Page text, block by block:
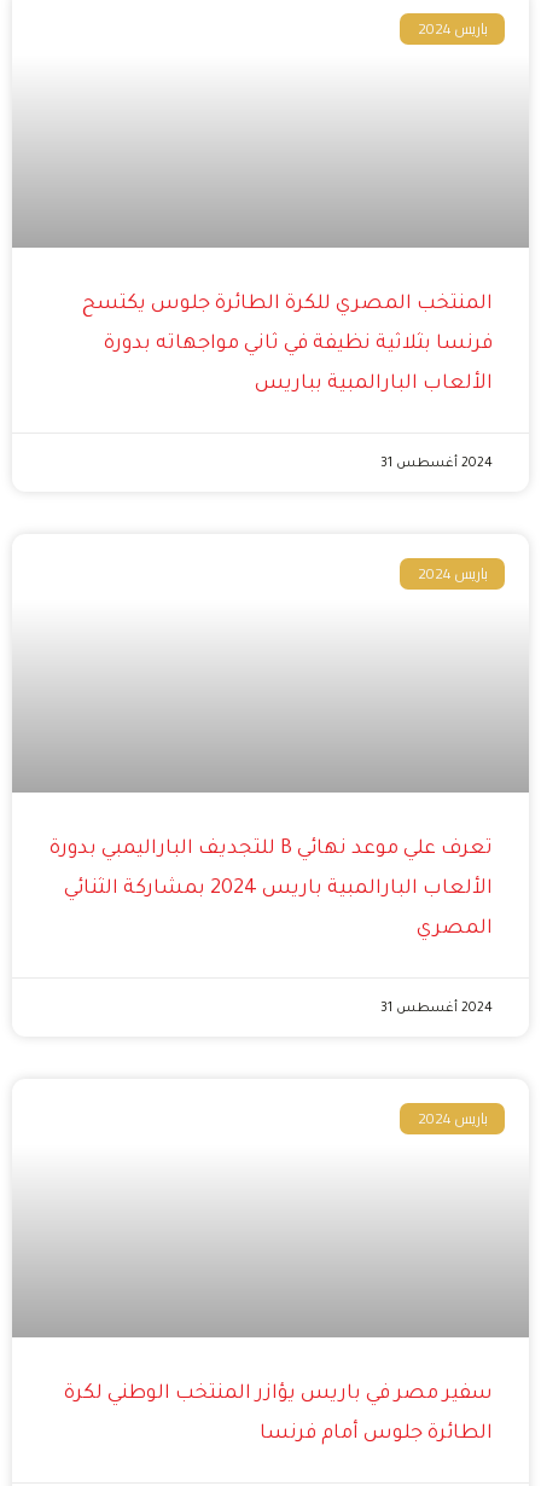
باريس 2024
المنتخب المصري للكرة الطائرة جلوس يكتسح
فرنسا بثلاثية نظيفة في ثاني مواجهاته بدورة
الألعاب البارالمبية بباريس
2024 أغسطس 31
باريس 2024
تعرف علي موعد نهائي B للتجديف الباراليمبي بدورة
الألعاب البارالمبية باريس 2024 بمشاركة الثنائي
المصري
2024 أغسطس 31
باريس 2024
سفير مصر في باريس يؤازر المنتخب الوطني لكرة
الطائرة جلوس أمام فرنسا